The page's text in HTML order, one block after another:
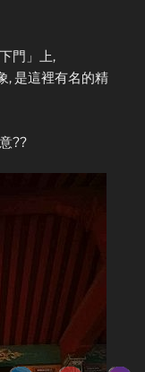
門」上,
, 是這裡有名的精
??